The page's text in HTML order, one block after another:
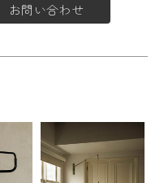
お問い合わせ